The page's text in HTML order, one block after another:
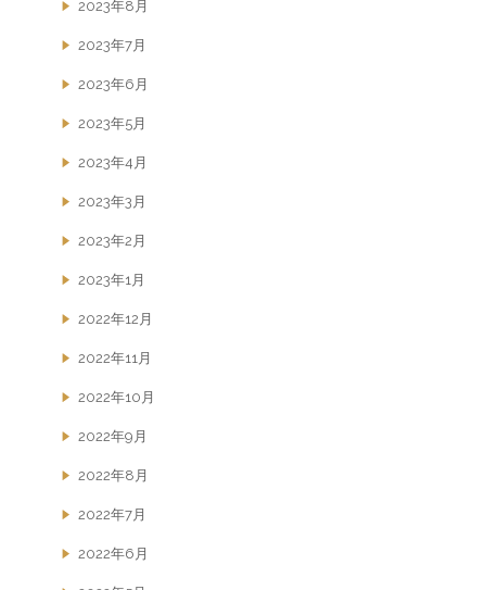
2023年8月
2023年7月
2023年6月
2023年5月
2023年4月
2023年3月
2023年2月
2023年1月
2022年12月
2022年11月
2022年10月
2022年9月
2022年8月
2022年7月
2022年6月